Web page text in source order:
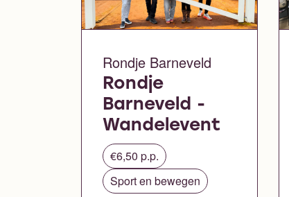
Rondje Barneveld
Rondje
Barneveld -
Wandelevent
€6,50 p.p.
Sport en bewegen